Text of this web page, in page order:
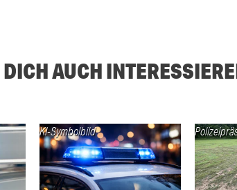
AUCH
KI-Symbolbild